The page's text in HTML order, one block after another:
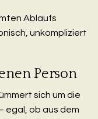
Ablaufs
unkompliziert
Person
sich um die
egal, ob aus dem